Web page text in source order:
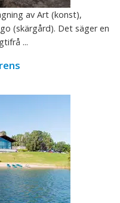
av Art (konst),
(skärgård). Det säger en
...